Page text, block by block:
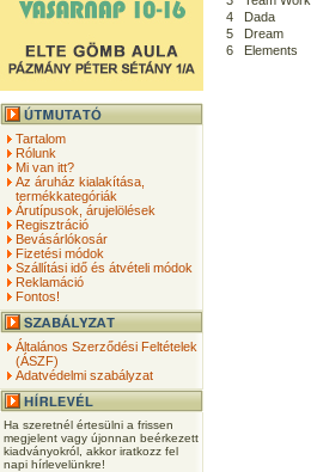
Tartalom
Rólunk
Mi van itt?
Az áruház kialakítása,
termékkategóriák
Árutípusok, árujelölések
Regisztráció
Bevásárlókosár
Fizetési módok
Szállítási idő és átvételi módok
Reklamáció
Fontos!
Általános Szerződési Feltételek
(ÁSZF)
Adatvédelmi szabályzat
Ha szeretnél értesülni a frissen
megjelent vagy újonnan beérkezett
kiadványokról, akkor iratkozz fel
napi hírlevelünkre!
4
Dada
5
Dream
6
Elements